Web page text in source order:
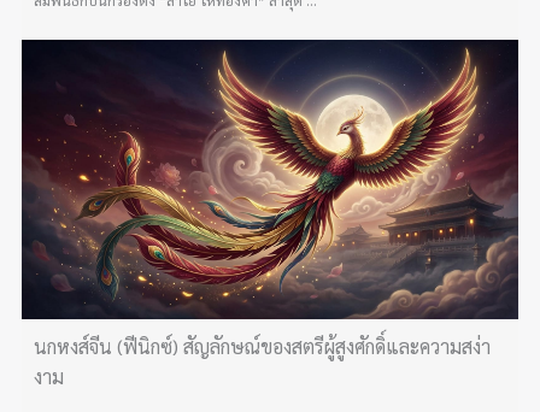
นกหงส์จีน (ฟีนิกซ์) สัญลักษณ์ของสตรีผู้สูงศักดิ์และความสง่า
งาม